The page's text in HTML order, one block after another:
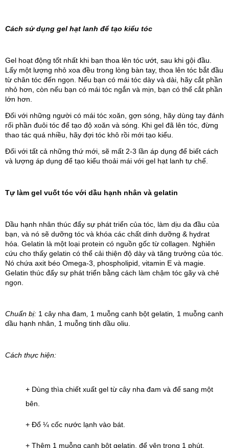
Cách sử dụng gel hạt lanh để tạo kiểu tóc
Gel hoạt động tốt nhất khi bạn thoa lên tóc ướt, sau khi gội đầu.
Lấy một lượng nhỏ xoa đều trong lòng bàn tay, thoa lên tóc bắt đầu
từ chân tóc đến ngọn. Nếu bạn có mái tóc dày và dài, hãy cắt phần
nhỏ hơn, còn nếu bạn có mái tóc ngắn và mịn, bạn có thể cắt phần
lớn hơn.
Đối với những người có mái tóc xoăn, gợn sóng, hãy dùng tay đánh
rối phần đuôi tóc để tạo độ xoăn và sóng. Khi gel đã lên tóc, đừng
thao tác quá nhiều, hãy đợi tóc khô rồi mới tạo kiểu.
Đối với tất cả những thứ mới, sẽ mất 2-3 lần áp dụng để biết cách
và lượng áp dụng để tạo kiểu thoải mái với gel hạt lanh tự chế.
Tự làm gel vuốt tóc với dầu hạnh nhân và gelatin
Dầu hạnh nhân thúc đẩy sự phát triển của tóc, làm dịu da đầu của
bạn, và nó sẽ dưỡng tóc và khóa các chất dinh dưỡng & hydrat
hóa. Gelatin là một loại protein có nguồn gốc từ collagen. Nghiên
cứu cho thấy gelatin có thể cải thiện độ dày và tăng trưởng của tóc.
Nó chứa axit béo Omega-3, phospholipid, vitamin E và magie.
Gelatin thúc đẩy sự phát triển bằng cách làm chậm tóc gãy và chẻ
ngọn.
Chuẩn bị: 1 cây nha đam, 1 muỗng canh bột gelatin, 1 muỗng canh
dầu hạnh nhân, 1 muỗng tinh dầu oliu.
Cách thực hiện:
+ Dùng thìa chiết xuất gel từ cây nha đam và để sang một
bên.
+ Đổ ¼ cốc nước lạnh vào bát.
+ Thêm 1 muỗng canh bột gelatin, để yên trong 1 phút.